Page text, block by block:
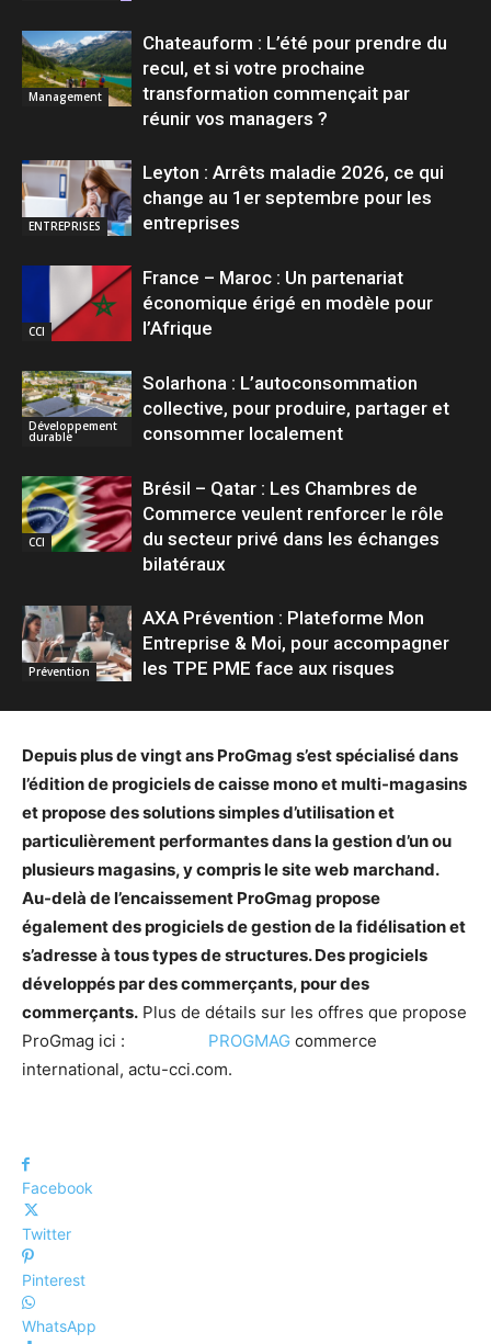
Management
Chateauform : L’été pour prendre du
recul, et si votre prochaine
transformation commençait par
réunir vos managers ?
ENTREPRISES
Leyton : Arrêts maladie 2026, ce qui
change au 1er septembre pour les
entreprises
CCI
France – Maroc : Un partenariat
économique érigé en modèle pour
l’Afrique
Développement
durable
Solarhona : L’autoconsommation
collective, pour produire, partager et
consommer localement
CCI
Brésil – Qatar : Les Chambres de
Commerce veulent renforcer le rôle
du secteur privé dans les échanges
bilatéraux
Prévention
AXA Prévention : Plateforme Mon
Entreprise & Moi, pour accompagner
les TPE PME face aux risques
Depuis plus de vingt ans ProGmag s’est spécialisé dans
l’édition de progiciels de caisse mono et multi-magasins
et propose des solutions simples d’utilisation et
particulièrement performantes dans la gestion d’un ou
plusieurs magasins, y compris le site web marchand.
Au-delà de l’encaissement ProGmag propose
également des progiciels de gestion de la fidélisation et
s’adresse à tous types de structures. Des progiciels
développés par des commerçants, pour des
commerçants. Plus de détails sur les offres que propose
ProGmag ici : PROGMAG commerce
international, actu-cci.com.
Facebook
Twitter
Pinterest
WhatsApp